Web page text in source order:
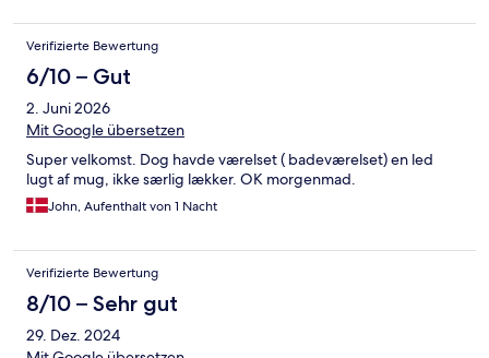
Verifizierte Bewertung
6/10 – Gut
2. Juni 2026
Mit Google übersetzen
Super velkomst. Dog havde værelset ( badeværelset) en led
lugt af mug, ikke særlig lækker. OK morgenmad.
John, Aufenthalt von 1 Nacht
Verifizierte Bewertung
8/10 – Sehr gut
29. Dez. 2024